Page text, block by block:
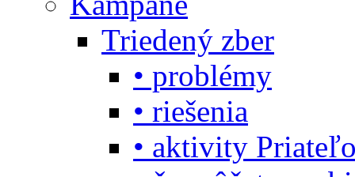
Triedený zber
• problémy
• riešenia
• aktivity